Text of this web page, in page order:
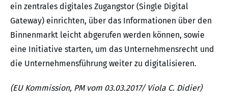
ein zentrales digitales Zugangstor (Single Digital
Gateway) einrichten, über das Informationen über den
Binnenmarkt leicht abgerufen werden können, sowie
eine Initiative starten, um das Unternehmensrecht und
die Unternehmensführung weiter zu digitalisieren.
(EU Kommission, PM vom 03.03.2017/ Viola C. Didier)